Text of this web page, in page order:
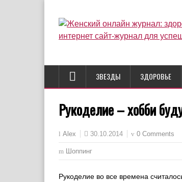
ЗВЕЗДЫ ЗДОРОВЬЕ
Рукоделие – хобби
Alex 30.10.2014 0 Comments
Шоппинг
Рукоделие во все времена